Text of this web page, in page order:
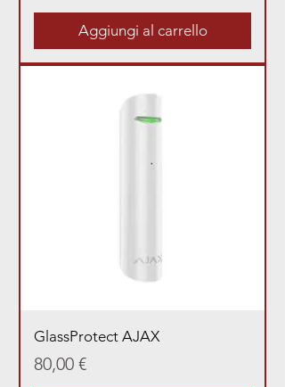
Aggiungi al carrello
GlassProtect AJAX
Prezzo
80,00 €